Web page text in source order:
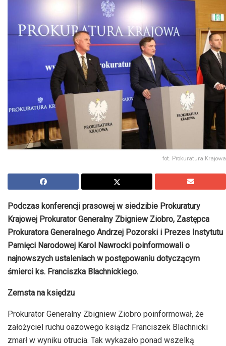
fot. Prokuratura Krajowa
Podczas konferencji prasowej w siedzibie Prokuratury
Krajowej Prokurator Generalny Zbigniew Ziobro, Zastępca
Prokuratora Generalnego Andrzej Pozorski i Prezes Instytutu
Pamięci Narodowej Karol Nawrocki poinformowali o
najnowszych ustaleniach w postępowaniu dotyczącym
śmierci ks. Franciszka Blachnickiego.
Zemsta na księdzu
Prokurator Generalny Zbigniew Ziobro poinformował, że
założyciel ruchu oazowego ksiądz Franciszek Blachnicki
zmarł w wyniku otrucia. Tak wykazało ponad wszelką